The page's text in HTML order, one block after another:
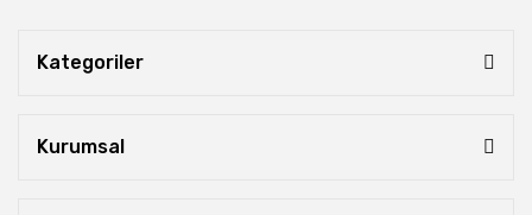
Kategoriler
Kurumsal